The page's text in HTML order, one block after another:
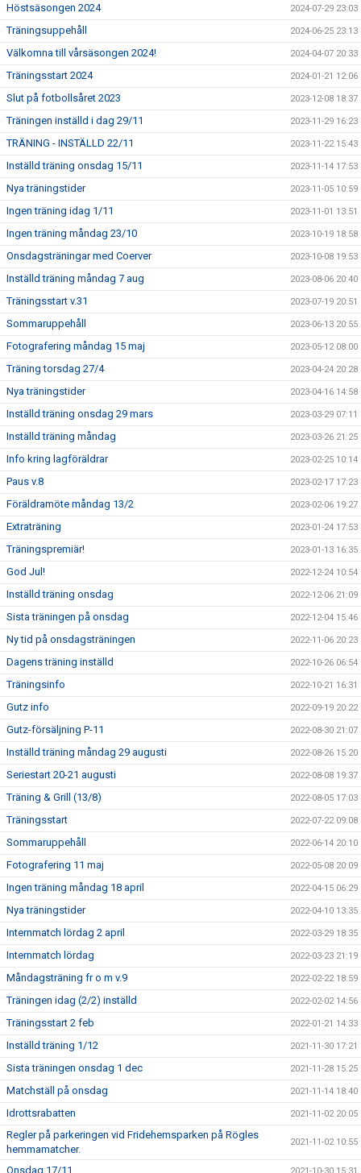
Höstsäsongen 2024 2024-07-29 23:03
Träningsuppehåll 2024-06-25 23:13
Välkomna till vårsäsongen 2024! 2024-04-07 20:33
Träningsstart 2024 2024-01-21 12:06
Slut på fotbollsåret 2023 2023-12-08 18:37
Träningen inställd i dag 29/11 2023-11-29 16:23
TRÄNING - INSTÄLLD 22/11 2023-11-22 15:43
Inställd träning onsdag 15/11 2023-11-14 17:53
Nya träningstider 2023-11-05 10:59
Ingen träning idag 1/11 2023-11-01 13:51
Ingen träning måndag 23/10 2023-10-19 18:58
Onsdagsträningar med Coerver 2023-10-08 19:53
Inställd träning måndag 7 aug 2023-08-06 20:40
Träningsstart v.31 2023-07-19 20:51
Sommaruppehåll 2023-06-13 20:55
Fotografering måndag 15 maj 2023-05-12 08:00
Träning torsdag 27/4 2023-04-24 20:28
Nya träningstider 2023-04-16 14:58
Inställd träning onsdag 29 mars 2023-03-29 07:11
Inställd träning måndag 2023-03-26 21:25
Info kring lagföräldrar 2023-02-25 10:14
Paus v.8 2023-02-17 17:23
Föräldramöte måndag 13/2 2023-02-06 19:27
Extraträning 2023-01-24 17:53
Träningspremiär! 2023-01-13 16:35
God Jul! 2022-12-24 10:54
Inställd träning onsdag 2022-12-06 21:09
Sista träningen på onsdag 2022-12-04 15:46
Ny tid på onsdagsträningen 2022-11-06 20:23
Dagens träning inställd 2022-10-26 06:54
Träningsinfo 2022-10-21 16:31
Gutz info 2022-09-19 20:22
Gutz-försäljning P-11 2022-08-30 21:07
Inställd träning måndag 29 augusti 2022-08-26 15:20
Seriestart 20-21 augusti 2022-08-08 19:37
Träning & Grill (13/8) 2022-08-05 17:03
Träningsstart 2022-07-22 09:08
Sommaruppehåll 2022-06-14 20:10
Fotografering 11 maj 2022-05-08 20:09
Ingen träning måndag 18 april 2022-04-15 06:29
Nya träningstider 2022-04-10 13:35
Internmatch lördag 2 april 2022-03-29 18:35
Internmatch lördag 2022-03-23 21:19
Måndagsträning fr o m v.9 2022-02-22 18:59
Träningen idag (2/2) inställd 2022-02-02 14:56
Träningsstart 2 feb 2022-01-21 14:33
Inställd träning 1/12 2021-11-30 17:21
Sista träningen onsdag 1 dec 2021-11-28 15:25
Matchställ på onsdag 2021-11-14 18:40
Idrottsrabatten 2021-11-02 20:05
Regler på parkeringen vid Fridehemsparken på Rögles
hemmamatcher.
2021-11-02 10:55
Onsdag 17/11